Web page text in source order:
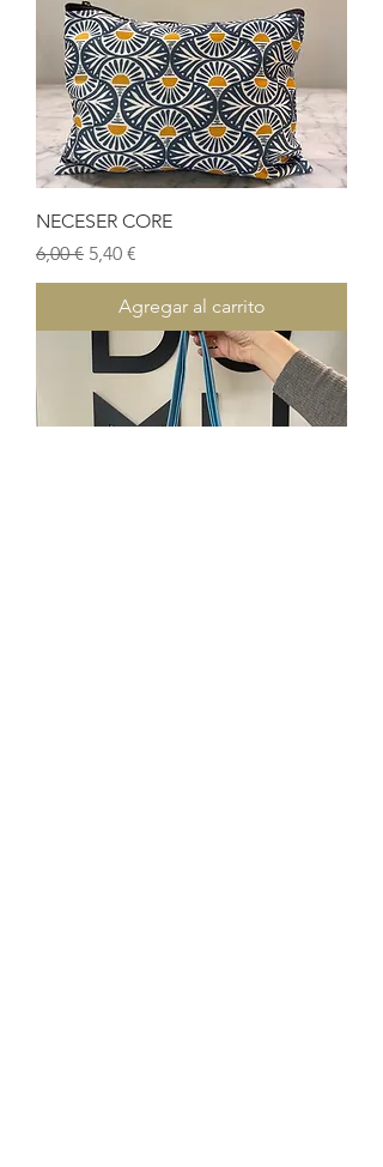
NECESER CORE
Precio
6,00 € Precio de oferta
5,40 €
Agregar al carrito